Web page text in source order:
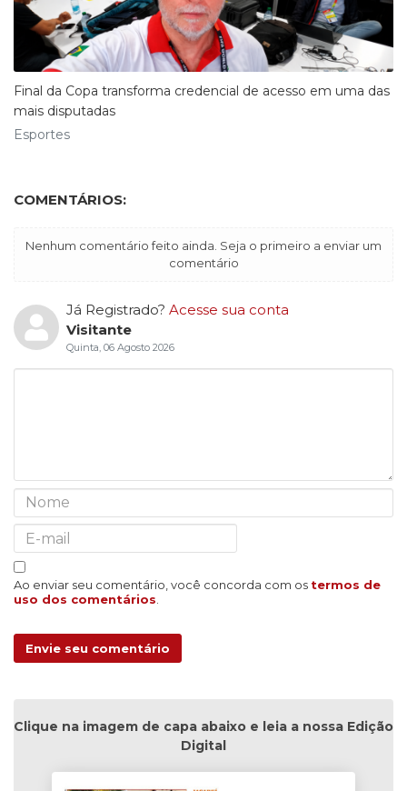
Final da Copa transforma credencial de acesso em uma das
mais disputadas
Esportes
COMENTÁRIOS:
Nenhum comentário feito ainda. Seja o primeiro a enviar um
comentário
Já Registrado? Acesse sua conta
Visitante
Quinta, 06 Agosto 2026
Ao enviar seu comentário, você concorda com os termos de
uso dos comentários
Envie seu comentário
Clique na imagem de capa abaixo e leia a nossa Edição
Digital